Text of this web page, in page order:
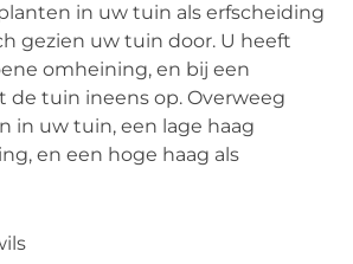
in uw tuin als erfscheiding
gezien uw tuin door. U heeft
omheining, en bij een
tuin ineens op. Overweeg
in uw tuin, een lage haag
en een hoge haag als